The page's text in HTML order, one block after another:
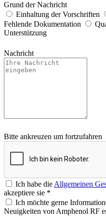
Grund der Nachricht
Einhaltung der Vorschriften
Fehlende Dokumentation
Unterstützung
Nachricht
Bitte ankreuzen um fortzufahren
Ich habe die Allgemeinen
akzeptiere sie *
Ich möchte gerne
Neuigkeiten von Amphenol RF